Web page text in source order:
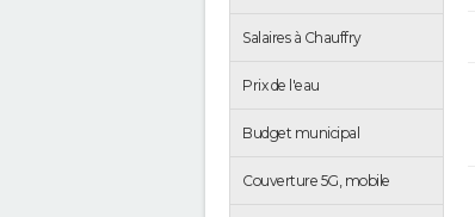
Salaires à Chauffry
Prix de l'eau
Budget municipal
Couverture 5G, mobile